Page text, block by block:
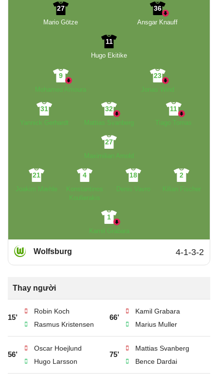
27
Mario Götze
36
Ansgar Knauff
11
Hugo Ekitike
9
Mohamed Amoura
23
Jonas Wind
31
Yannick Gerhardt
32
Mattias Svanberg
11
Tiago Tomas
27
Maximilian Arnold
21
Joakim Mæhle
4
Konstantinos
Koulierakis
18
Denis Vavro
2
Kilian Fischer
1
Kamil Grabara
Wolfsburg 4-1-3-2
Thay người
15’
Robin Koch
Rasmus Kristensen
66’
Kamil Grabara
Marius Muller
56’
Oscar Hoejlund
Hugo Larsson
75’
Mattias Svanberg
Bence Dardai